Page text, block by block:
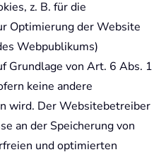
z. B. für die
Optimierung der Website
Webpublikums)
Grundlage von Art. 6 Abs. 1
keine andere
wird. Der Websitebetreiber
an der Speicherung von
und optimierten